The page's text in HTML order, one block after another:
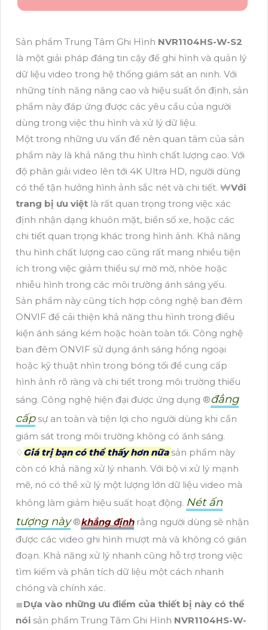
Sản phẩm Trung Tâm Ghi Hình NVR1104HS-W-S2
là một giải pháp đáng tin cậy để ghi hình và quản lý
dữ liệu video trong hệ thống giám sát an ninh. Với
những tính năng nâng cao và hiệu suất ổn định, sản
phẩm này đáp ứng được các yêu cầu của người
dùng trong việc thu hình và xử lý dữ liệu.
Một trong những ưu vấn đề nên quan tâm của sản
phẩm này là khả năng thu hình chất lượng cao. Với
độ phân giải video lên tới 4K Ultra HD, người dùng
có thể tận hưởng hình ảnh sắc nét và chi tiết. ₩Với
trang bị ưu việt là rất quan trọng trong việc xác
định nhận dạng khuôn mặt, biển số xe, hoặc các
chi tiết quan trọng khác trong hình ảnh. Khả năng
thu hình chất lượng cao cũng rất mang nhiều tiện
ích trong việc giảm thiểu sự mờ mờ, nhòe hoặc
nhiễu hình trong các môi trường ánh sáng yếu.
Sản phẩm này cũng tích hợp công nghệ ban đêm
ONVIF để cải thiện khả năng thu hình trong điều
kiện ánh sáng kém hoặc hoàn toàn tối. Công nghệ
ban đêm ONVIF sử dụng ánh sáng hồng ngoại
hoặc kỹ thuật nhìn trong bóng tối để cung cấp
hình ảnh rõ ràng và chi tiết trong môi trường thiếu
sáng. Công nghệ hiện đại được ứng dụng ®️đẳng
cấpsự an toàn và tiện lợi cho người dùng khi cần
giám sát trong môi trường không có ánh sáng.
♢Giá trị bạn có thể thấy hơn nữa sản phẩm này
còn có khả năng xử lý nhanh. Với bộ vi xử lý mạnh
mẽ, nó có thể xử lý một lượng lớn dữ liệu video mà
không làm giảm hiệu suất hoạt động. Nét ấn
tượng này®️khẳng địnhrằng người dùng sẽ nhận
được các video ghi hình mượt mà và không có gián
đoạn. Khả năng xử lý nhanh cũng hỗ trợ trong việc
tìm kiếm và phân tích dữ liệu một cách nhanh
chóng và chính xác.
≣Dựa vào những ưu điểm của thiết bị này có thể
nói sản phẩm Trung Tâm Ghi Hình NVR1104HS-W-